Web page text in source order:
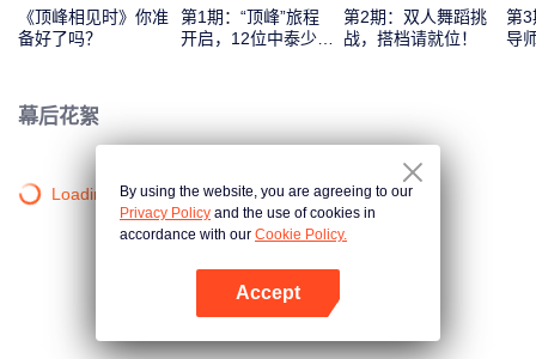
《顶峰相见时》你准
备好了吗？
第1期：“顶峰”旅程
开启，12位中泰少年
第2期：双人舞蹈挑
战，搭档请就位！
第3
导
幕后花絮
Loading…By using the website, you are agreeing to our
Privacy Policy and the use of cookies in
accordance with our Cookie Policy.
Accept